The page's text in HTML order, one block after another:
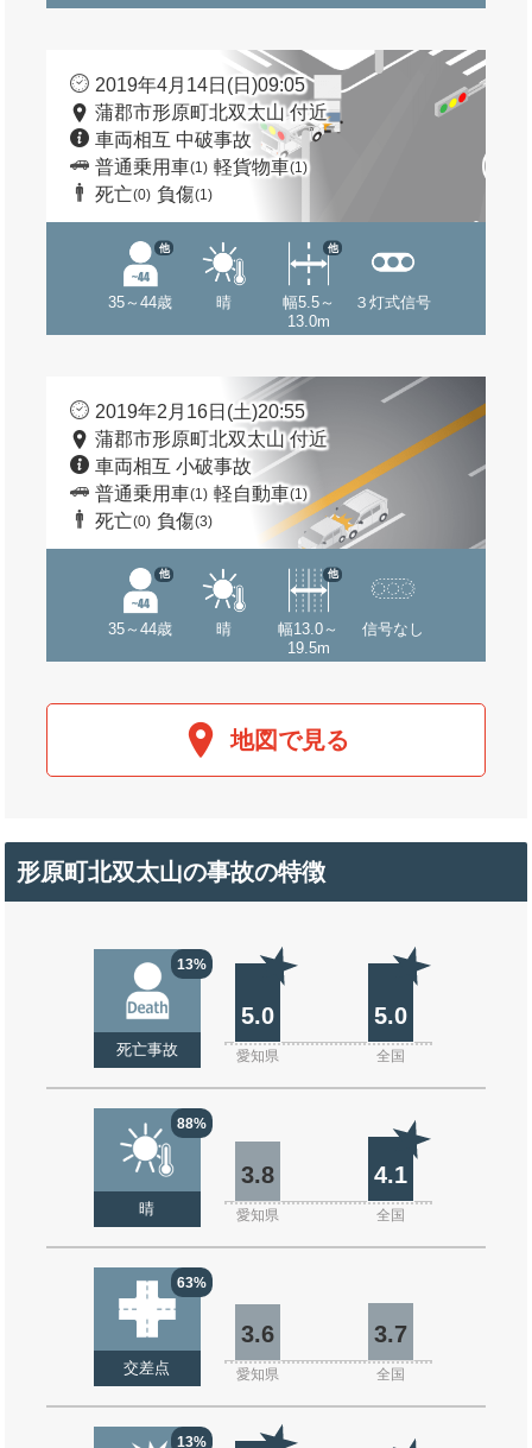
2019年4月14日(日)09:05
蒲郡市形原町北双太山 付近
車両相互 中破事故
普通乗用車(1) 軽貨物車(1)
死亡(0) 負傷(1)
35～44歳
他
晴
幅5.5～
13.0m
他
３灯式信号
2019年2月16日(土)20:55
蒲郡市形原町北双太山 付近
車両相互 小破事故
普通乗用車(1) 軽自動車(1)
死亡(0) 負傷(3)
35～44歳
他
晴
幅13.0～
19.5m
他
信号なし
地図で見る
形原町北双太山の事故の特徴
13%
死亡事故
5.0 5.0
愛知県 全国
88%
晴
3.8 4.1
愛知県 全国
63%
交差点
3.6 3.7
愛知県 全国
13%